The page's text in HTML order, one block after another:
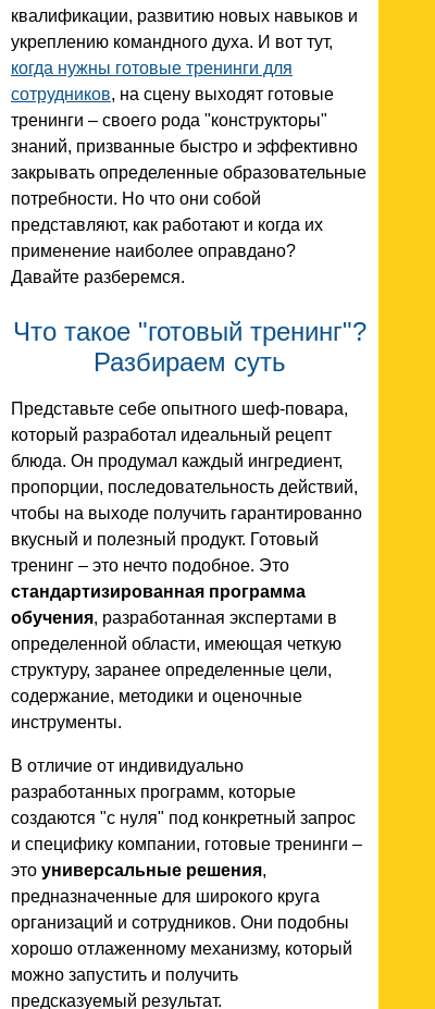
квалификации, развитию новых навыков и
укреплению командного духа. И вот тут,
когда нужны готовые тренинги для
сотрудников, на сцену выходят готовые
тренинги – своего рода "конструкторы"
знаний, призванные быстро и эффективно
закрывать определенные образовательные
потребности. Но что они собой
представляют, как работают и когда их
применение наиболее оправдано?
Давайте разберемся.
Что такое "готовый тренинг"?
Разбираем суть
Представьте себе опытного шеф-повара,
который разработал идеальный рецепт
блюда. Он продумал каждый ингредиент,
пропорции, последовательность действий,
чтобы на выходе получить гарантированно
вкусный и полезный продукт. Готовый
тренинг – это нечто подобное. Это
стандартизированная программа
обучения, разработанная экспертами в
определенной области, имеющая четкую
структуру, заранее определенные цели,
содержание, методики и оценочные
инструменты.
В отличие от индивидуально
разработанных программ, которые
создаются "с нуля" под конкретный запрос
и специфику компании, готовые тренинги –
это универсальные решения,
предназначенные для широкого круга
организаций и сотрудников. Они подобны
хорошо отлаженному механизму, который
можно запустить и получить
предсказуемый результат.